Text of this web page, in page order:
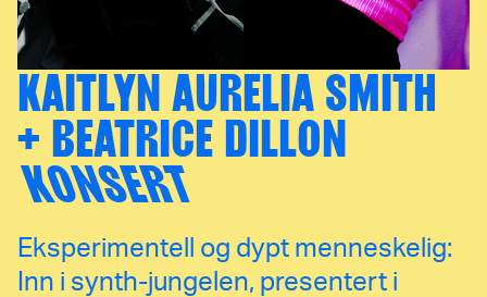
KAITLYN AURELIA SMITH
+ BEATRICE DILLON
KONSERT
Eksperimentell og dypt menneskelig:
Inn i synth-jungelen, presentert i